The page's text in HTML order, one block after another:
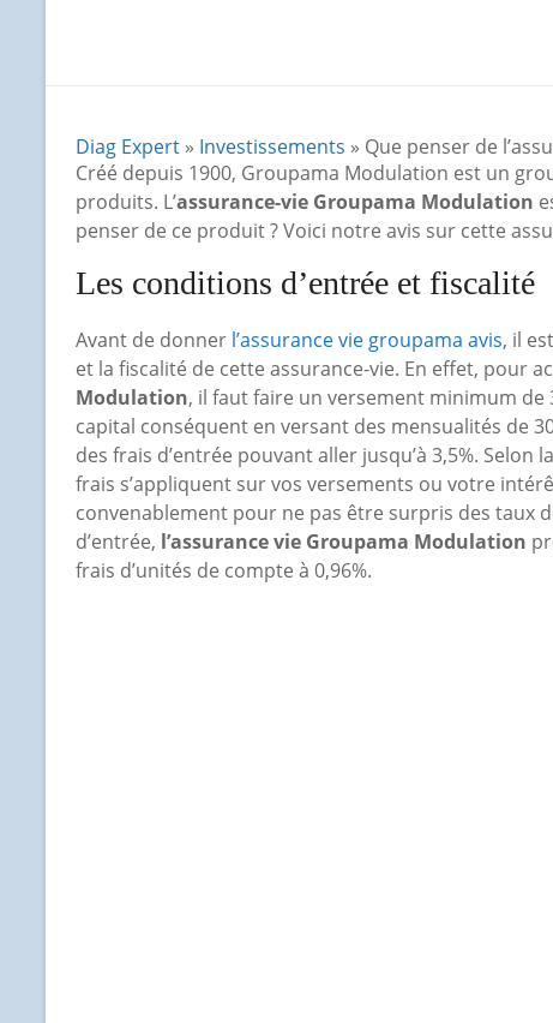
Diag Expert » Investissements » Que penser de
Créé depuis 1900, Groupama Modulation est un
produits. L’assurance-vie Groupama Modulation
penser de ce produit ? Voici notre avis sur cette
Les conditions d’entrée et fiscalité
Avant de donner l’assurance vie groupama avis, il
et la fiscalité de cette assurance-vie. En effet, pour
Modulation, il faut faire un versement minimum
capital conséquent en versant des mensualités de
des frais d’entrée pouvant aller jusqu’à 3,5%.
frais s’appliquent sur vos versements ou votre
convenablement pour ne pas être surpris des taux
d’entrée, l’assurance vie Groupama Modulation
frais d’unités de compte à 0,96%.